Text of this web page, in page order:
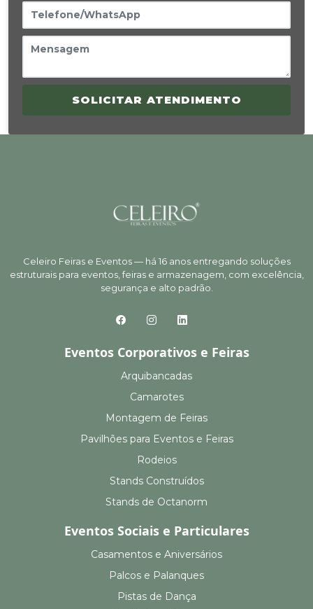
SOLICITAR ATENDIMENTO
Celeiro Feiras e Eventos — há 16 anos entregando soluções
estruturais para eventos, feiras e armazenagem, com excelência,
segurança e alto padrão.
Eventos Corporativos e Feiras
Arquibancadas
Camarotes
Montagem de Feiras
Pavilhões para Eventos e Feiras
Rodeios
Stands Construídos
Stands de Octanorm
Eventos Sociais e Particulares
Casamentos e Aniversários
Palcos e Palanques
Pistas de Dança